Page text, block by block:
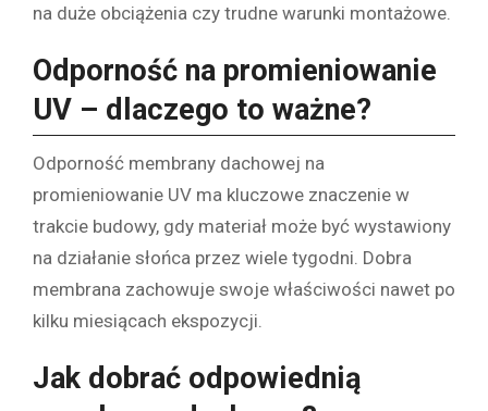
na duże obciążenia czy trudne warunki montażowe.
Odporność na promieniowanie
UV – dlaczego to ważne?
Odporność membrany dachowej na
promieniowanie UV ma kluczowe znaczenie w
trakcie budowy, gdy materiał może być wystawiony
na działanie słońca przez wiele tygodni. Dobra
membrana zachowuje swoje właściwości nawet po
kilku miesiącach ekspozycji.
Jak dobrać odpowiednią